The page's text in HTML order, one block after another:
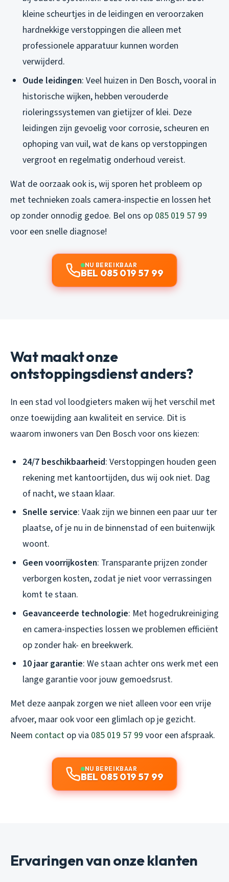
kleine scheurtjes in de leidingen en veroorzaken
hardnekkige verstoppingen die alleen met
professionele apparatuur kunnen worden
verwijderd.
Oude leidingen: Veel huizen in Den Bosch, vooral in
historische wijken, hebben verouderde
rioleringssystemen van gietijzer of klei. Deze
leidingen zijn gevoelig voor corrosie, scheuren en
ophoping van vuil, wat de kans op verstoppingen
vergroot en regelmatig onderhoud vereist.
Wat de oorzaak ook is, wij sporen het probleem op
met technieken zoals camera-inspectie en lossen het
op zonder onnodig gedoe. Bel ons op 085 019 57 99
voor een snelle diagnose!
NU BEREIKBAAR
BEL 085 019 57 99
Wat maakt onze
ontstoppingsdienst anders?
In een stad vol loodgieters maken wij het verschil met
onze toewijding aan kwaliteit en service. Dit is
waarom inwoners van Den Bosch voor ons kiezen:
24/7 beschikbaarheid: Verstoppingen houden geen
rekening met kantoortijden, dus wij ook niet. Dag
of nacht, we staan klaar.
Snelle service: Vaak zijn we binnen een paar uur ter
plaatse, of je nu in de binnenstad of een buitenwijk
woont.
Geen voorrijkosten: Transparante prijzen zonder
verborgen kosten, zodat je niet voor verrassingen
komt te staan.
Geavanceerde technologie: Met hogedrukreiniging
en camera-inspecties lossen we problemen efficiënt
op zonder hak- en breekwerk.
10 jaar garantie: We staan achter ons werk met een
lange garantie voor jouw gemoedsrust.
Met deze aanpak zorgen we niet alleen voor een vrije
afvoer, maar ook voor een glimlach op je gezicht.
Neem contact op via 085 019 57 99 voor een afspraak.
NU BEREIKBAAR
BEL 085 019 57 99
Ervaringen van onze klanten